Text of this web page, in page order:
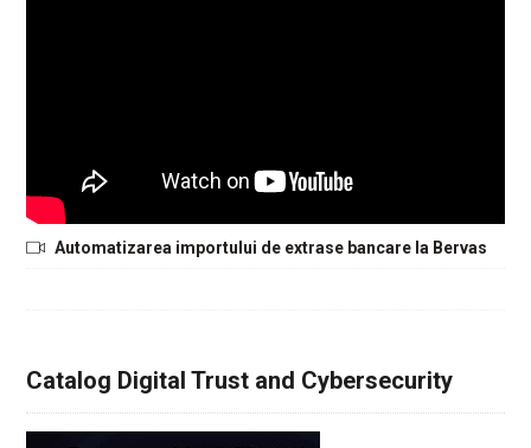
Automatizarea importului de extrase bancare la Bervas
Catalog Digital Trust and Cybersecurity